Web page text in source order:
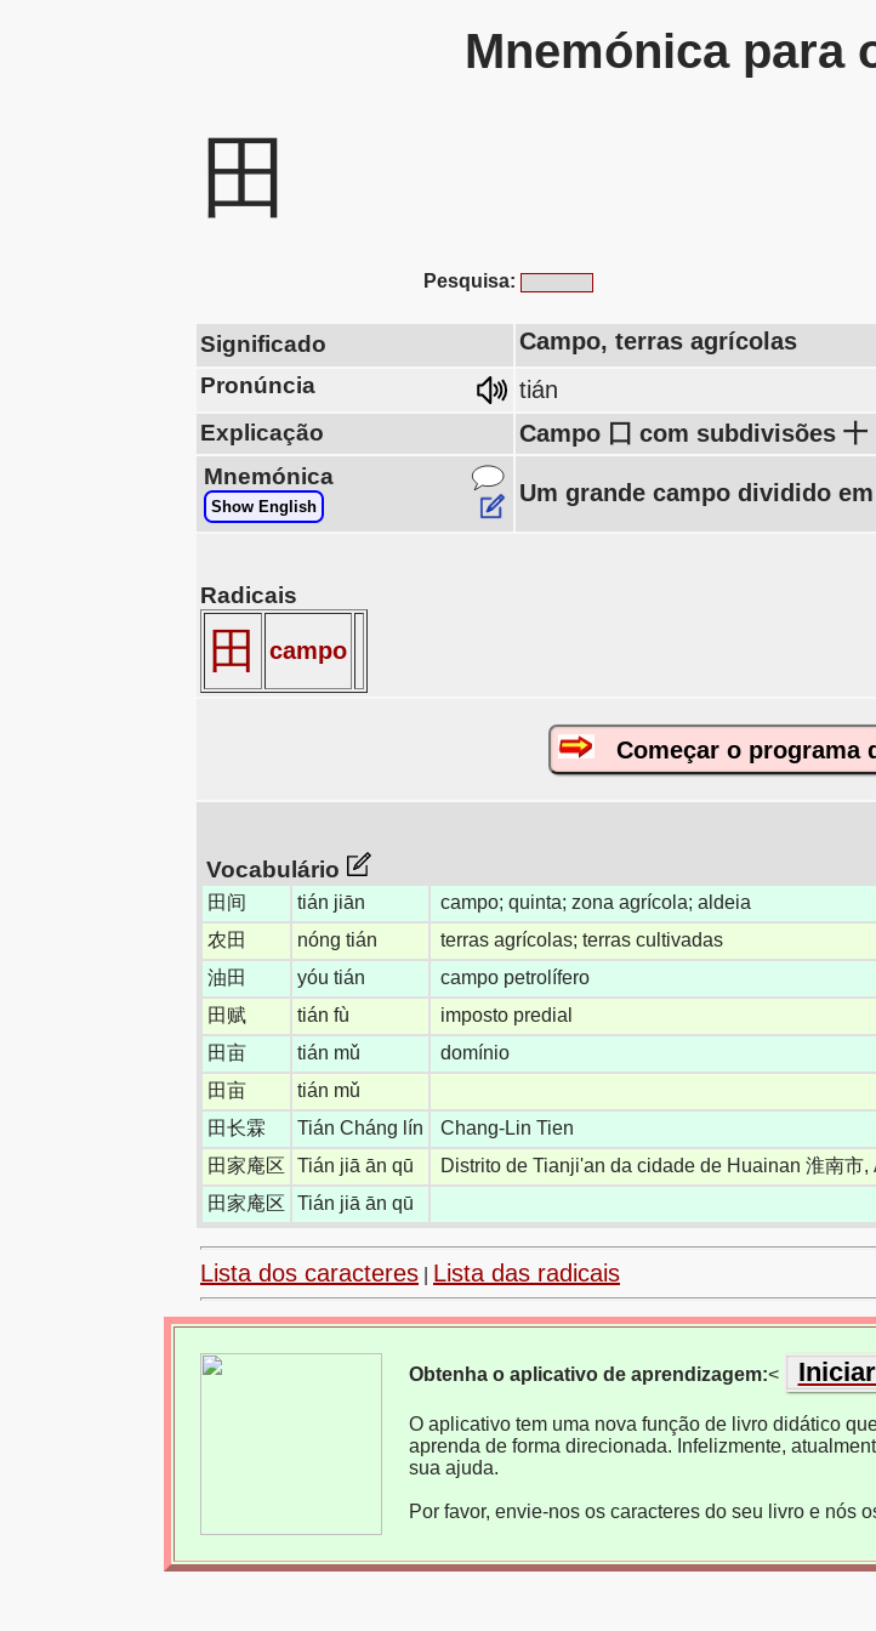
Mnemónica para
田
Pesquisa:
Significado Campo, terras agrícolas
Pronúncia tián
Explicação Campo 囗 com subdivisões 十
Mnemónica
Show English
Um grande campo dividido
Radicais
田 campo
Começar o programa
Vocabulário
田间 tián jiān
campo; quinta; zona agrícola; aldeia
农田
nóng tián
terras agrícolas; terras cultivadas
油田
yóu tián
campo petrolífero
田赋
tián fù
imposto predial
田亩
tián mǔ
domínio
田亩
tián mǔ
田长霖
Tián Cháng lín
Chang-Lin Tien
田家庵区
Tián jiā ān qū
Distrito de Tianji'an da cidade de Huainan 淮南市,
田家庵区
Tián jiā ān qū
Lista dos caracteres Lista das radicais
Obtenha o aplicativo de aprendizagem:<
O aplicativo tem uma nova função de livro didático
aprenda de forma direcionada. Infelizmente,
sua ajuda.
Por favor, envie-nos os caracteres do seu livro e nós